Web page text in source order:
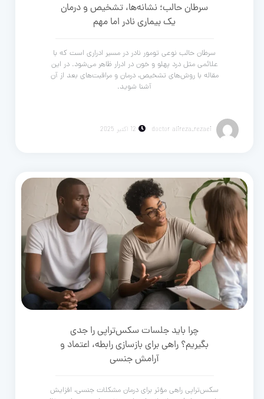
سرطان حالب؛ نشانه‌ها، تشخیص و درمان
یک بیماری نادر اما مهم
سرطان حالب نوعی تومور نادر در مسیر ادراری است که با
علائمی مثل درد پهلو و خون در ادرار ظاهر می‌شود. در این
مقاله با روش‌های تشخیص، درمان و مراقبت‌های بعد از آن
آشنا شوید.
doctor alireza_rezaei 12 اکتبر 2025
چرا باید جلسات سکس‌تراپی را جدی
بگیریم؟ راهی برای بازسازی رابطه، اعتماد و
آرامش جنسی
سکس‌تراپی راهی مؤثر برای درمان مشکلات جنسی، افزایش